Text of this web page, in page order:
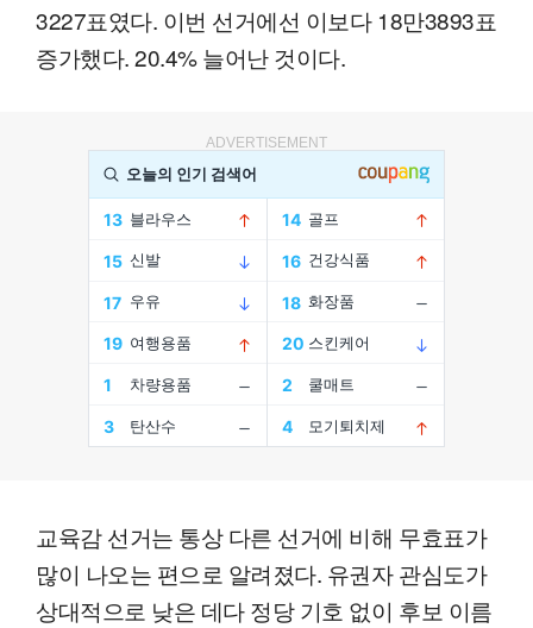
3227표였다. 이번 선거에선 이보다 18만3893표
증가했다. 20.4% 늘어난 것이다.
ADVERTISEMENT
교육감 선거는 통상 다른 선거에 비해 무효표가
많이 나오는 편으로 알려졌다. 유권자 관심도가
상대적으로 낮은 데다 정당 기호 없이 후보 이름